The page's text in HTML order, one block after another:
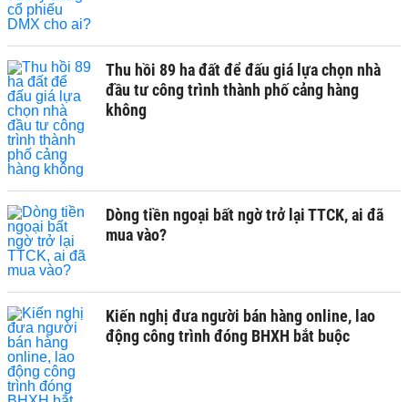
Thu hồi 89 ha đất để đấu giá lựa chọn nhà
đầu tư công trình thành phố cảng hàng
không
Dòng tiền ngoại bất ngờ trở lại TTCK, ai đã
mua vào?
Kiến nghị đưa người bán hàng online, lao
động công trình đóng BHXH bắt buộc